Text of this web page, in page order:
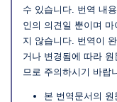
수 있습니다. 번역 내
인의 의견일 뿐이며
지 않습니다. 번역이
거나 변경됨에 따라
므로 주의하시기 바랍
본 번역문서의 원